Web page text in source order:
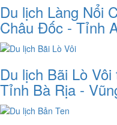
Du lịch Làng Nổi
Châu Đốc - Tỉnh
Du lịch Bãi Lò
Tỉnh Bà Rịa -